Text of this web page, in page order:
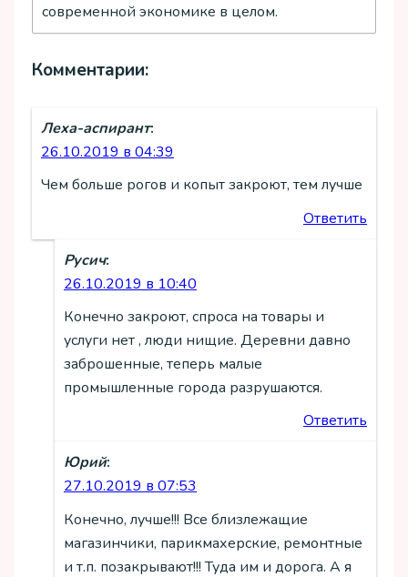
современной экономике в целом.
Комментарии:
Леха-аспирант:
26.10.2019 в 04:39
Чем больше рогов и копыт закроют, тем лучше
Ответить
Русич:
26.10.2019 в 10:40
Конечно закроют, спроса на товары и
услуги нет , люди нищие. Деревни давно
заброшенные, теперь малые
промышленные города разрушаются.
Ответить
Юрий:
27.10.2019 в 07:53
Конечно, лучше!!! Все близлежащие
магазинчики, парикмахерские, ремонтные
и т.п. позакрывают!!! Туда им и дорога. А я